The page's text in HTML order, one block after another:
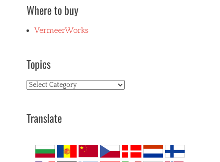
Where to buy
VermeerWorks
Topics
Topics
Translate